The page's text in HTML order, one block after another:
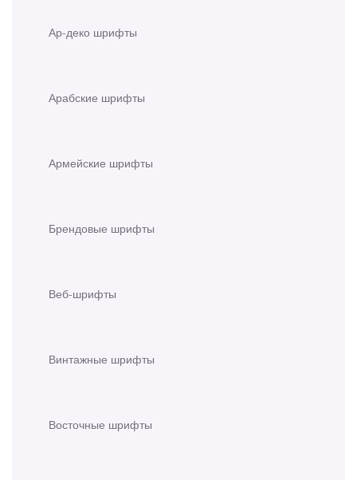
Ар-деко шрифты
Арабские шрифты
Армейские шрифты
Брендовые шрифты
Веб-шрифты
Винтажные шрифты
Восточные шрифты